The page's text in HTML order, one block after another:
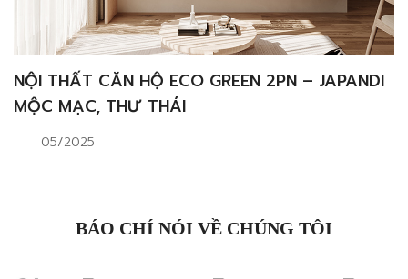
NỘI THẤT CĂN HỘ ECO GREEN 2PN – JAPANDI
MỘC MẠC, THƯ THÁI
05/2025
BÁO CHÍ NÓI VỀ CHÚNG TÔI